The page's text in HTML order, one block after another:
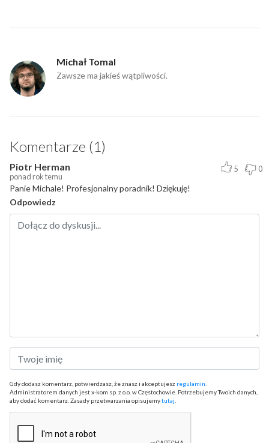
Michał Tomal
Zawsze ma jakieś wątpliwości.
Komentarze (1)
Piotr Herman
ponad rok temu
5 0
Panie Michale! Profesjonalny poradnik! Dziękuję!
Odpowiedz
Gdy dodasz komentarz, potwierdzasz, że znasz i akceptujesz regulamin
Administratorem danych jest x-kom sp. z o.o. w Częstochowie. Potrzebujemy Twoich danych,
aby dodać komentarz. Zasady przetwarzania opisujemytutaj